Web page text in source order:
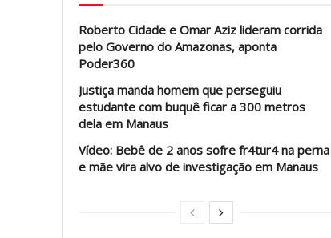
Roberto Cidade e Omar Aziz lideram corrida
pelo Governo do Amazonas, aponta
Poder360
Justiça manda homem que perseguiu
estudante com buquê ficar a 300 metros
dela em Manaus
Vídeo: Bebê de 2 anos sofre fr4tur4 na perna
e mãe vira alvo de investigação em Manaus